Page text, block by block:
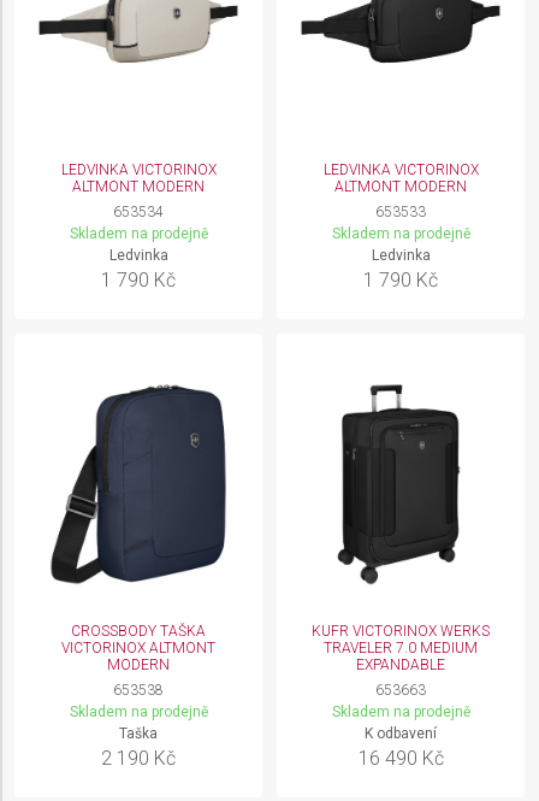
LEDVINKA VICTORINOX
ALTMONT MODERN
653534
Skladem na prodejně
Ledvinka
1 790 Kč
LEDVINKA VICTORINOX
ALTMONT MODERN
653533
Skladem na prodejně
Ledvinka
1 790 Kč
CROSSBODY TAŠKA
VICTORINOX ALTMONT
MODERN
653538
Skladem na prodejně
Taška
2 190 Kč
KUFR VICTORINOX WERKS
TRAVELER 7.0 MEDIUM
EXPANDABLE
653663
Skladem na prodejně
K odbavení
16 490 Kč